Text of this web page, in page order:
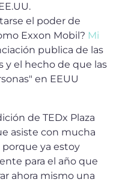
el poder de
Exxon Mobil? Mi
publica de las
y el hecho de que las
en EEUU
de TEDx Plaza
asiste con mucha
ya estoy
para el año que
ahora mismo una